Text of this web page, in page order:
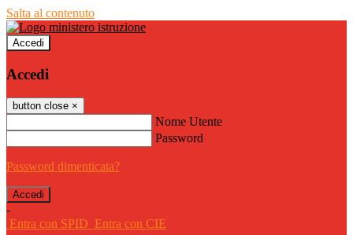
Salta al contenuto
Accedi
Accedi
button close ×
Nome Utente
Password
Password dimenticata?
-
Entra con SPID Entra con CIE